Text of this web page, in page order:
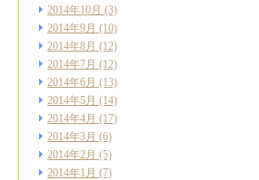
2014年10月 (3)
2014年9月 (10)
2014年8月 (12)
2014年7月 (12)
2014年6月 (13)
2014年5月 (14)
2014年4月 (17)
2014年3月 (6)
2014年2月 (5)
2014年1月 (7)